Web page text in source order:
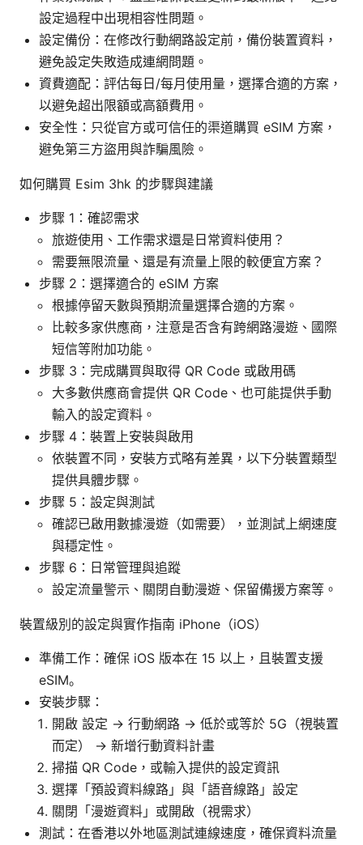
設定過程中出現相容性問題。
設定備份：在修改行動網路設定前，備份裝置資料，
避免設定失敗造成連網問題。
資費適配：評估每日/每月使用量，選擇合適的方案，
以避免超出限額或高額費用。
安全性：只從官方或可信任的渠道購買 eSIM 方案，
避免第三方盜用與詐騙風險。
如何購買 Esim 3hk 的步驟與建議
步驟 1：確認需求
旅遊使用、工作需求還是日常資料使用？
需要無限流量、還是有流量上限的較便宜方案？
步驟 2：選擇適合的 eSIM 方案
根據停留天數與預期流量選擇合適的方案。
比較多家供應商，注意是否含有跨網路漫遊、國際
短信等附加功能。
步驟 3：完成購買與取得 QR Code 或啟用碼
大多數供應商會提供 QR Code、也可能提供手動
輸入的設定資料。
步驟 4：裝置上安裝與啟用
依裝置不同，安裝方式略有差異，以下分裝置類型
提供具體步驟。
步驟 5：設定與測試
確認已啟用數據漫遊（如需要），並測試上網速度
與穩定性。
步驟 6：日常管理與追蹤
設定流量警示、關閉自動漫遊、保留備援方案等。
裝置級別的設定與實作指南 iPhone（iOS）
準備工作：確保 iOS 版本在 15 以上，且裝置支援
eSIM。
安裝步驟：
開啟 設定 → 行動網路 → 低於或等於 5G（視裝置
而定） → 新增行動資料計畫
掃描 QR Code，或輸入提供的設定資訊
選擇「預設資料線路」與「語音線路」設定
關閉「漫遊資料」或開啟（視需求）
測試：在香港以外地區測試連線速度，確保資料流量